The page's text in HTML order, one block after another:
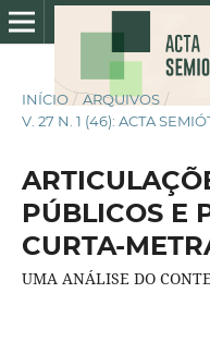
INÍCIO / ARQUIVOS /
V. 27 N. 1 (46): ACTA
PÚBLICOS E
CURTA-
UMA ANÁLISE DO